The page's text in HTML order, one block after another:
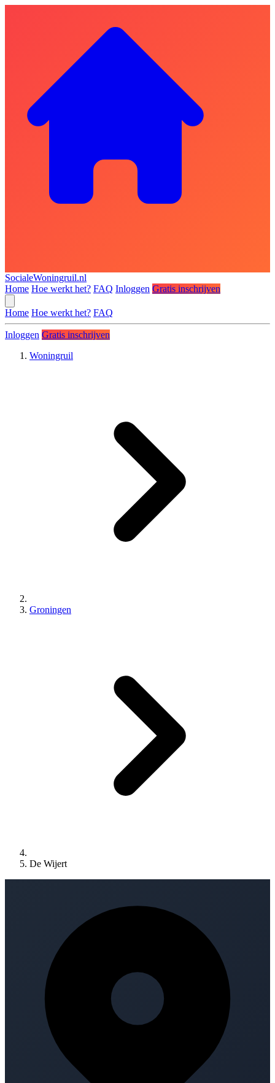
SocialeWoningruil.nl
Home Hoe werkt het? FAQ Inloggen Gratis inschrijven
Home Hoe werkt het? FAQ
Inloggen Gratis inschrijven
Woningruil
Groningen
De Wijert